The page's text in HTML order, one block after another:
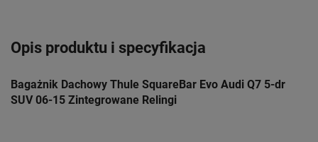
Opis produktu i specyfikacja
Bagażnik Dachowy Thule SquareBar Evo Audi Q7 5-dr
SUV 06-15 Zintegrowane Relingi